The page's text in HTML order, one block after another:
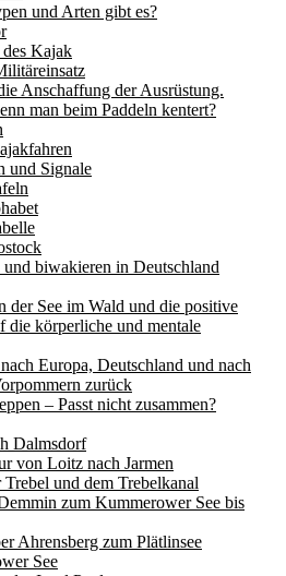
und Arten gibt es?
Kajak
Anschaffung der Ausrüstung.
man beim Paddeln kentert?
und Signale
biwakieren in Deutschland
der See im Wald und die positive
die körperliche und mentale
Europa, Deutschland und nach
zurück
– Passt nicht zusammen?
Dalmsdorf
von Loitz nach Jarmen
Trebel und dem Trebelkanal
zum Kummerower See bis
Ahrensberg zum Plätlinsee
See